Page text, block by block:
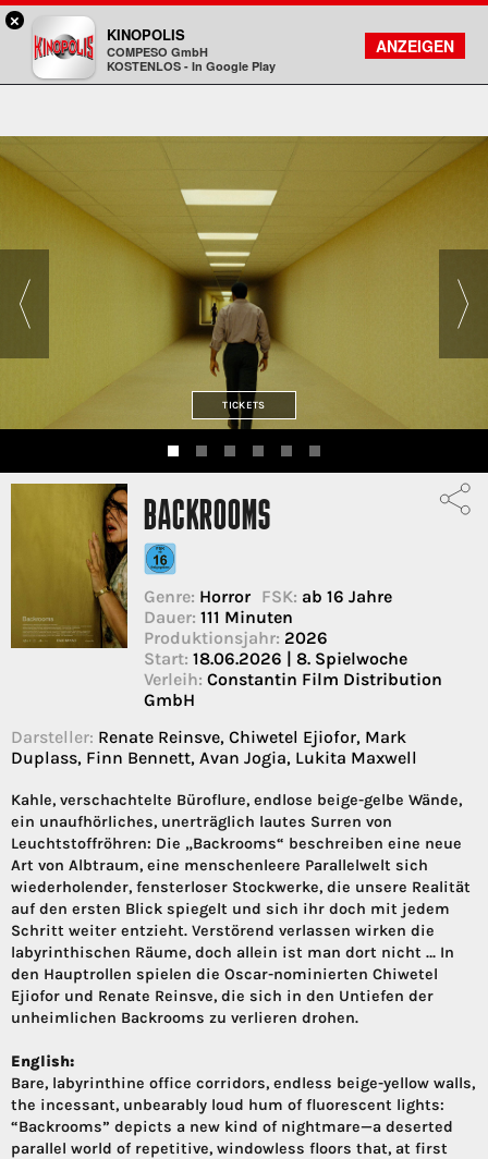
Kinopolis
FILMSUCHE
KONTO
TICKETS
BACKROOMS
Genre: Horror FSK: ab 16 Jahre
Dauer: 111 Minuten
Produktionsjahr: 2026
Start: 18.06.2026 | 8. Spielwoche
Verleih: Constantin Film Distribution
GmbH
Darsteller: Renate Reinsve, Chiwetel Ejiofor, Mark
Duplass, Finn Bennett, Avan Jogia, Lukita Maxwell
Kahle, verschachtelte Büroflure, endlose beige-gelbe Wände,
ein unaufhörliches, unerträglich lautes Surren von
Leuchtstoffröhren: Die „Backrooms“ beschreiben eine neue
Art von Albtraum, eine menschenleere Parallelwelt sich
wiederholender, fensterloser Stockwerke, die unsere Realität
auf den ersten Blick spiegelt und sich ihr doch mit jedem
Schritt weiter entzieht. Verstörend verlassen wirken die
labyrinthischen Räume, doch allein ist man dort nicht … In
den Hauptrollen spielen die Oscar-nominierten Chiwetel
Ejiofor und Renate Reinsve, die sich in den Untiefen der
unheimlichen Backrooms zu verlieren drohen.
English:
Bare, labyrinthine office corridors, endless beige-yellow walls,
the incessant, unbearably loud hum of fluorescent lights:
“Backrooms” depicts a new kind of nightmare—a deserted
parallel world of repetitive, windowless floors that, at first
×
KINOPOLIS
COMPESO GmbH
KOSTENLOS - In Google Play
ANZEIGEN